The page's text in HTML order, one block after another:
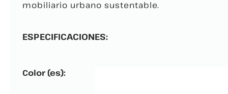
mobiliario urbano sustentable.
ESPECIFICACIONES:
Color (es):